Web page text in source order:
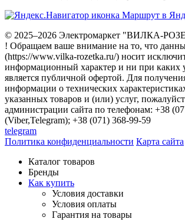
Маршрут в
© 2025–2026 Электромаркет "ВИЛКА-
! Обращаем ваше внимание на то, что
(https://www.vilka-rozetka.ru/) носит
информационный характер и ни при каких
является публичной офертой. Для
информации о технических
указанных товаров и (или) услуг,
администрации сайта по телефонам: +38
(Viber,Telegram); +38 (071) 368-99-59
telegram
Политика конфиденциальности Карта сайта
Каталог товаров
Бренды
Как купить
Условия доставки
Условия оплаты
Гарантия на товары